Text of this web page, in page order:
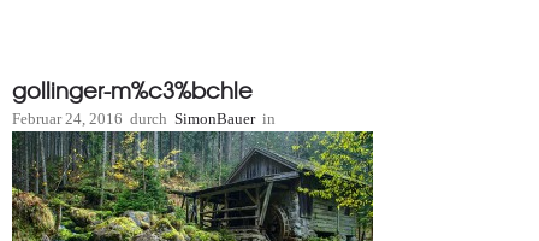
gollinger-m%c3%bchle
Februar 24, 2016 durch SimonBauer in